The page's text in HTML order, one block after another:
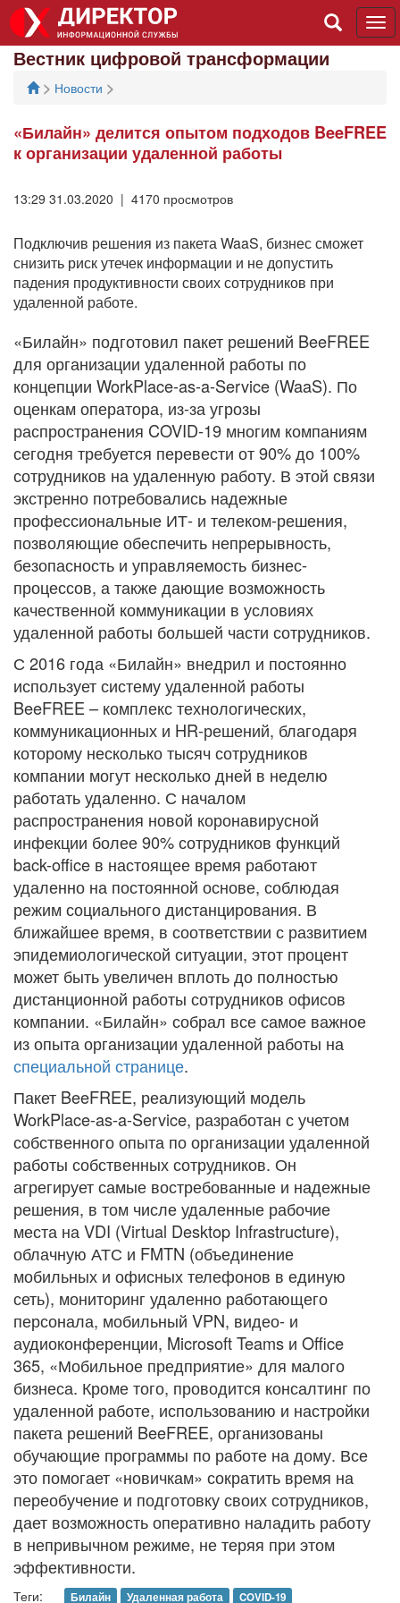
Вестник цифровой трансформации
> Новости >
«Билайн» делится опытом подходов BeeFREE
к организации удаленной работы
13:29 31.03.2020 | 4170 просмотров
Подключив решения из пакета WaaS, бизнес сможет
снизить риск утечек информации и не допустить
падения продуктивности своих сотрудников при
удаленной работе.
«Билайн» подготовил пакет решений BeeFREE
для организации удаленной работы по
концепции WorkPlace-as-a-Service (WaaS). По
оценкам оператора, из-за угрозы
распространения COVID-19 многим компаниям
сегодня требуется перевести от 90% до 100%
сотрудников на удаленную работу. В этой связи
экстренно потребовались надежные
профессиональные ИТ- и телеком-решения,
позволяющие обеспечить непрерывность,
безопасность и управляемость бизнес-
процессов, а также дающие возможность
качественной коммуникации в условиях
удаленной работы большей части сотрудников.
С 2016 года «Билайн» внедрил и постоянно
использует систему удаленной работы
BeeFREE – комплекс технологических,
коммуникационных и HR-решений, благодаря
которому несколько тысяч сотрудников
компании могут несколько дней в неделю
работать удаленно. С началом
распространения новой коронавирусной
инфекции более 90% сотрудников функций
back-office в настоящее время работают
удаленно на постоянной основе, соблюдая
режим социального дистанцирования. В
ближайшее время, в соответствии с развитием
эпидемиологической ситуации, этот процент
может быть увеличен вплоть до полностью
дистанционной работы сотрудников офисов
компании. «Билайн» собрал все самое важное
из опыта организации удаленной работы на
специальной странице.
Пакет BeeFREE, реализующий модель
WorkPlace-as-a-Service, разработан с учетом
собственного опыта по организации удаленной
работы собственных сотрудников. Он
агрегирует самые востребованные и надежные
решения, в том числе удаленные рабочие
места на VDI (Virtual Desktop Infrastructure),
облачную АТС и FMTN (объединение
мобильных и офисных телефонов в единую
сеть), мониторинг удаленно работающего
персонала, мобильный VPN, видео- и
аудиоконференции, Microsoft Teams и Office
365, «Мобильное предприятие» для малого
бизнеса. Кроме того, проводится консалтинг по
удаленной работе, использованию и настройки
пакета решений BeeFREE, организованы
обучающие программы по работе на дому. Все
это помогает «новичкам» сократить время на
переобучение и подготовку своих сотрудников,
дает возможность оперативно наладить работу
в непривычном режиме, не теряя при этом
эффективности.
Теги: Билайн Удаленная работа COVID-19